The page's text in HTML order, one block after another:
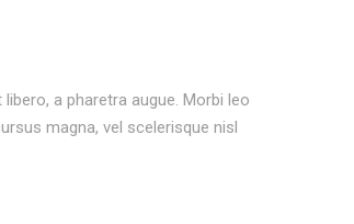
a pharetra augue. Morbi leo
magna, vel scelerisque nisl